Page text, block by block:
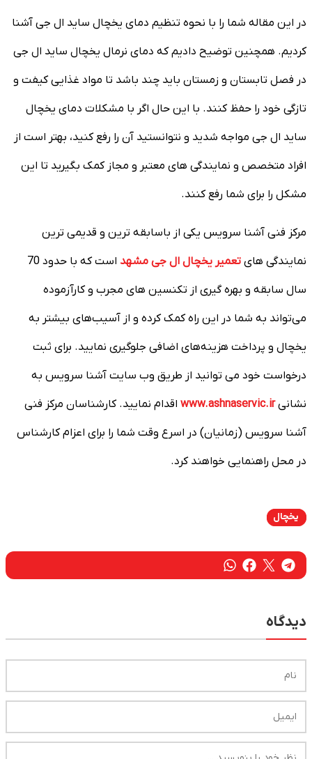
در این مقاله شما را با نحوه تنظیم دمای یخچال ساید ال جی آشنا
کردیم. همچنین توضیح دادیم که دمای نرمال یخچال ساید ال جی
در فصل تابستان و زمستان باید چند باشد تا مواد غذایی کیفت و
تازگی خود را حفظ کنند. با این حال اگر با مشکلات دمای یخچال
ساید ال جی مواجه شدید و نتوانستید آن را رفع کنید، بهتر است از
افراد متخصص و نمایندگی های معتبر و مجاز کمک بگیرید تا این
مشکل را برای شما رفع کنند.
مرکز فنی آشنا سرویس یکی از باسابقه ترین و قدیمی ترین
نمایندگی های تعمیر یخچال ال جی مشهد است که با حدود 70
سال سابقه و بهره گیری از تکنسین های مجرب و کارآزموده
می‌تواند به شما در این راه کمک کرده و از آسیب‌های بیشتر به
یخچال و پرداخت هزینه‌های اضافی جلوگیری نمایید. برای ثبت
درخواست خود می توانید از طریق وب سایت آشنا سرویس به
نشانیwww.ashnaservic.ir اقدام نمایید. کارشناسان مرکز فنی
آشنا سرویس (زمانیان) در اسرع وقت شما را برای اعزام کارشناس
در محل راهنمایی خواهند کرد.
یخچال
دیدگاه